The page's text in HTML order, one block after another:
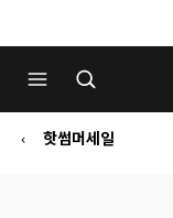
핫썸머세일